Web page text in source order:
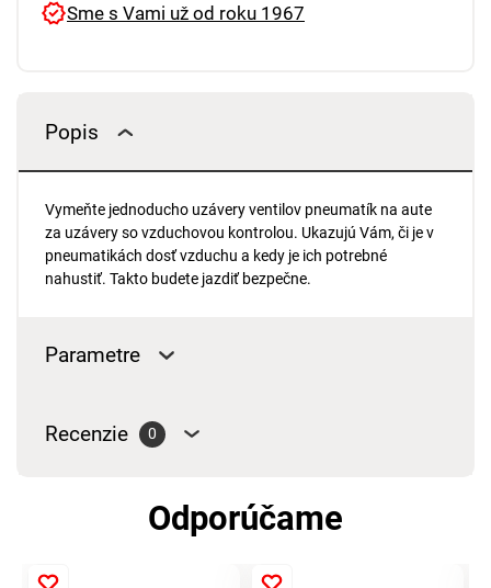
Sme s Vami už od roku 1967
Popis
Vymeňte jednoducho uzávery ventilov pneumatík na aute
za uzávery so vzduchovou kontrolou. Ukazujú Vám, či je v
pneumatikách dosť vzduchu a kedy je ich potrebné
nahustiť. Takto budete jazdiť bezpečne.
Parametre
Recenzie 0
Odporúčame